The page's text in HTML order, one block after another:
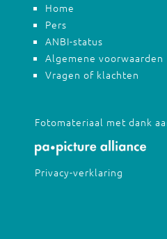
Home
Pers
ANBI-status
Algemene voorwaarden
Vragen of klachten
Fotomateriaal met dank
Privacy-verklaring